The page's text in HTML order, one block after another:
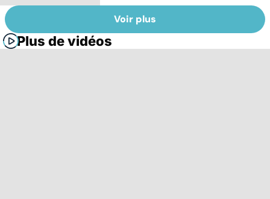
Voir plus
Plus de vidéos